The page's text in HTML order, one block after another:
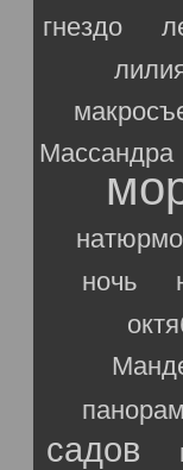
гнездо
Массандра
ночь
садов